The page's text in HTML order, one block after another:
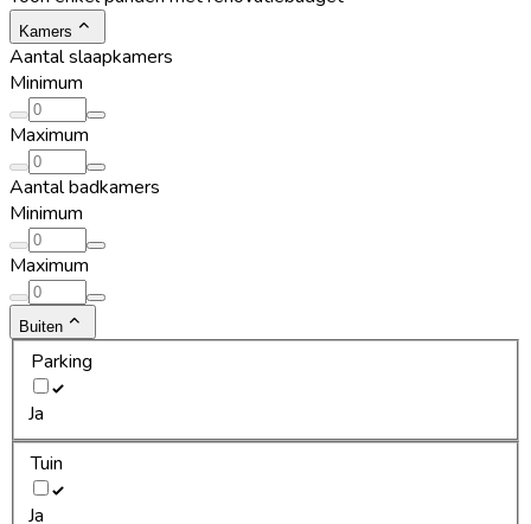
Kamers
Aantal slaapkamers
Minimum
Maximum
Aantal badkamers
Minimum
Maximum
Buiten
Parking
Ja
Tuin
Ja